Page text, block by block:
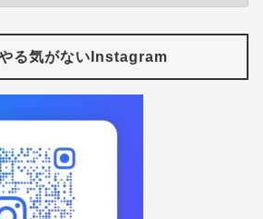
る気がないInstagram